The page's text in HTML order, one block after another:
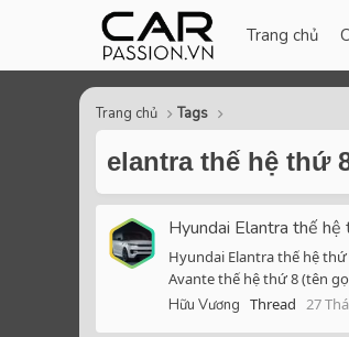
Trang chủ
Trang chủ Tags
elantra thế hệ thứ
Hyundai Elantra thế hệ
Hyundai Elantra thế hệ
Avante thế hệ thứ 8 (tên
Hữu Vương Thread 27